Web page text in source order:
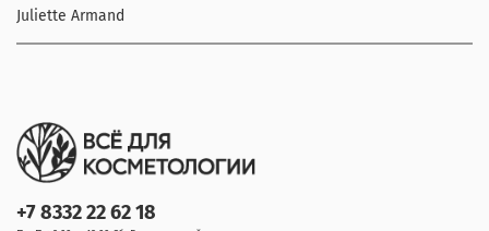
Juliette Armand
+7 8332 22 62 18